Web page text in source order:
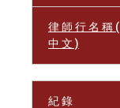
律 師 行 名 稱 (
中 文 )
紀 錄